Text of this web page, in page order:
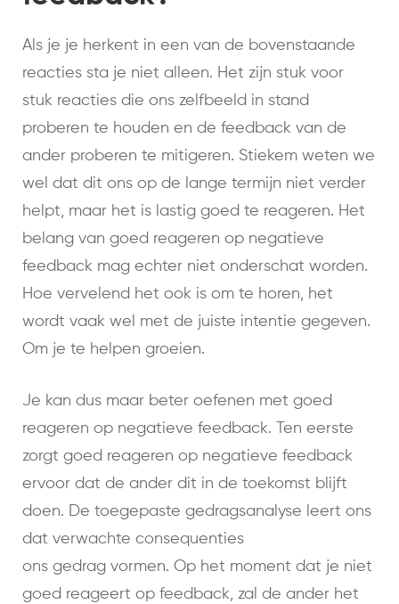
Als je je herkent in een van de bovenstaande
reacties sta je niet alleen. Het zijn stuk voor
stuk reacties die ons zelfbeeld in stand
proberen te houden en de feedback van de
ander proberen te mitigeren. Stiekem weten we
wel dat dit ons op de lange termijn niet verder
helpt, maar het is lastig goed te reageren. Het
belang van goed reageren op negatieve
feedback mag echter niet onderschat worden.
Hoe vervelend het ook is om te horen, het
wordt vaak wel met de juiste intentie gegeven.
Om je te helpen groeien.
Je kan dus maar beter oefenen met goed
reageren op negatieve feedback. Ten eerste
zorgt goed reageren op negatieve feedback
ervoor dat de ander dit in de toekomst blijft
doen. De toegepaste gedragsanalyse leert ons
dat verwachte consequenties
ons gedrag vormen. Op het moment dat je niet
goed reageert op feedback, zal de ander het